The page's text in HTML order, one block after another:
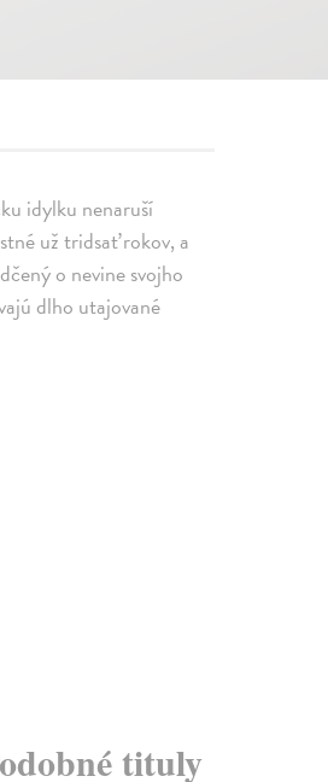
idylku nenaruší
už tridsať rokov, a
o nevine svojho
dlho utajované
tituly